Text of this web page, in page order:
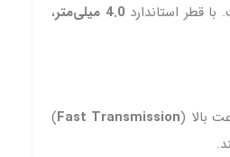
قطر استاندارد 4.0 میلی‌متر
،
Fast Transmission
)